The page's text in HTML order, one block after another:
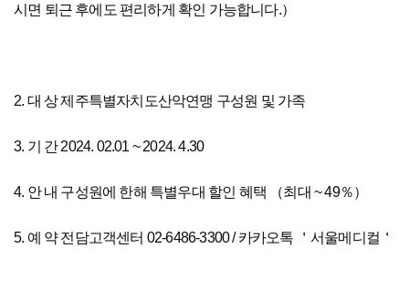
시면 퇴근 후에도 편리하게 확인 가능합니다.）
2. 대 상 제주특별자치도산악연맹 구성원 및 가족
3. 기 간 2024. 02.01 ~ 2024. 4.30
4. 안 내 구성원에 한해 특별우대 할인 혜택 （최대 ~ 49％）
5. 예 약 전담고객센터 02-6486-3300 / 카카오톡 ＇서울메디컬＇